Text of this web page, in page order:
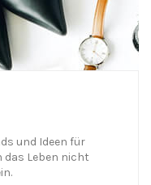
und Ideen für
das Leben nicht